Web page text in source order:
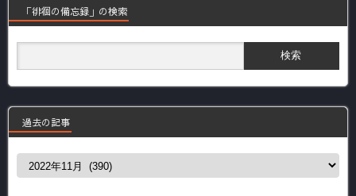
「徘徊の備忘録」の検索
過去の記事
過